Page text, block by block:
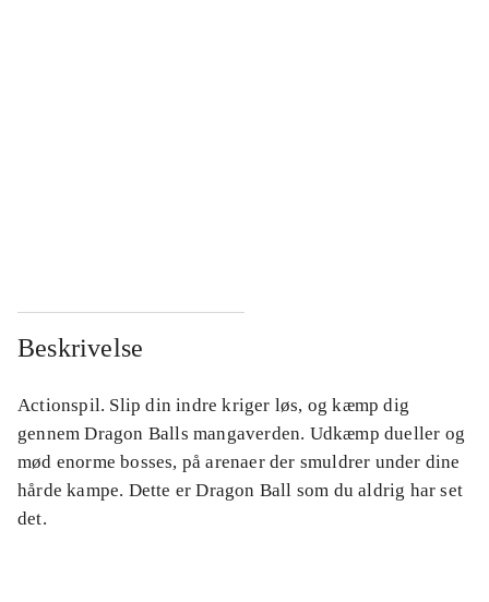
Beskrivelse
Actionspil. Slip din indre kriger løs, og kæmp dig
gennem Dragon Balls mangaverden. Udkæmp dueller og
mød enorme bosses, på arenaer der smuldrer under dine
hårde kampe. Dette er Dragon Ball som du aldrig har set
det.